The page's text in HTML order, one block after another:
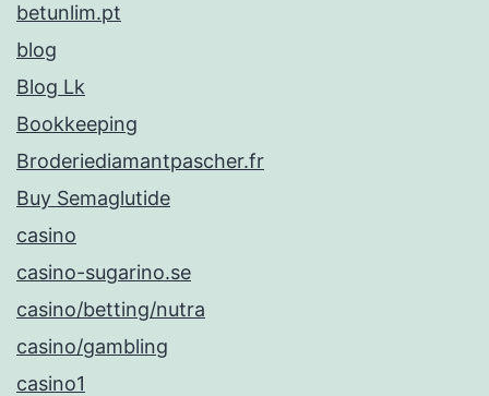
betunlim.pt
blog
Blog Lk
Bookkeeping
Broderiediamantpascher.fr
Buy Semaglutide
casino
casino-sugarino.se
casino/betting/nutra
casino/gambling
casino1